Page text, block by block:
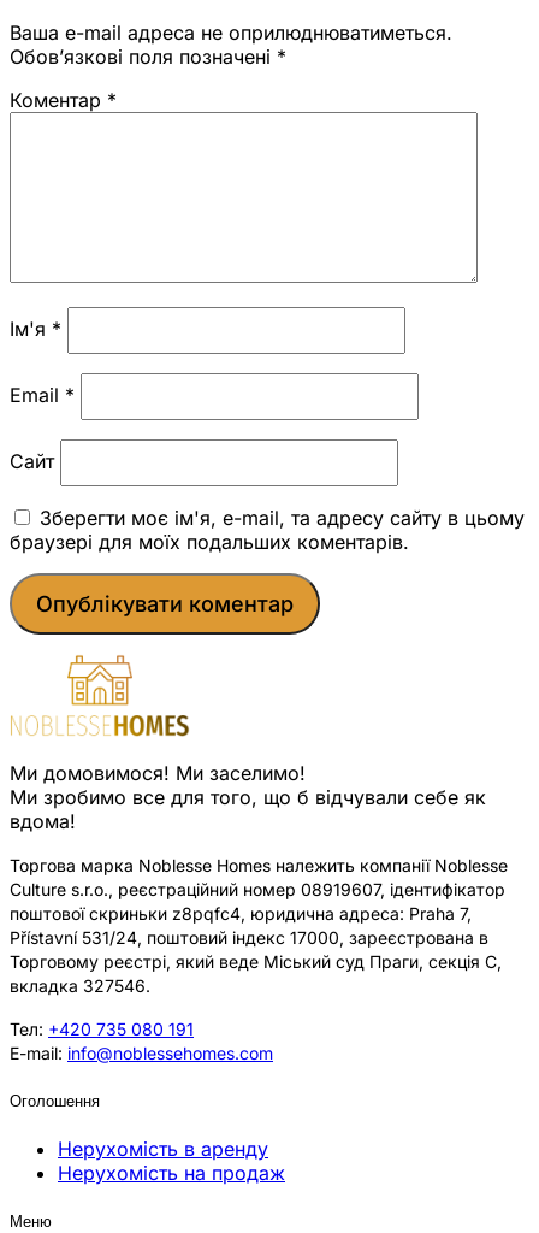
Ваша e-mail адреса не оприлюднюватиметься.
Обов’язкові поля позначені *
Коментар *
Ім'я *
Email *
Сайт
Зберегти моє ім'я, e-mail, та адресу сайту в цьому
браузері для моїх подальших коментарів.
Ми домовимося! Ми заселимо!
Ми зробимо все для того, що б відчували себе як
вдома!
Торгова марка Noblesse Homes належить компанії Noblesse
Culture s.r.o., реєстраційний номер 08919607, ідентифікатор
поштової скриньки z8pqfc4, юридична адреса: Praha 7,
Přístavní 531/24, поштовий індекс 17000, зареєстрована в
Торговому реєстрі, який веде Міський суд Праги, секція C,
вкладка 327546.
Тел: +420 735 080 191
E-mail: info@noblessehomes.com
Оголошення
Нерухомість в аренду
Нерухомість на продаж
Меню